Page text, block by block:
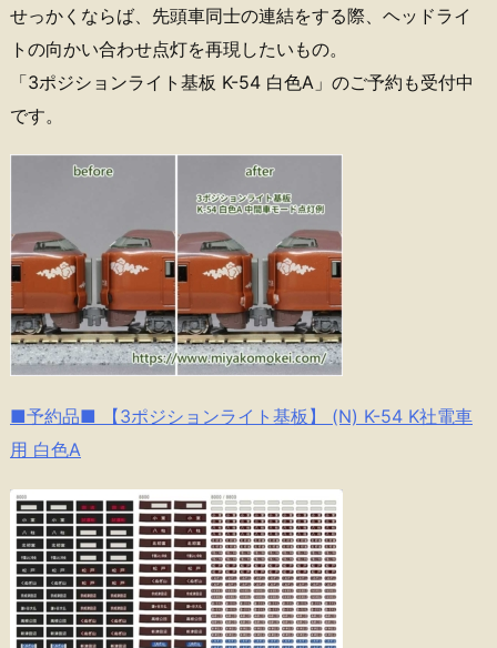
せっかくならば、先頭車同士の連結をする際、ヘッドライ
トの向かい合わせ点灯を再現したいもの。
「3ポジションライト基板 K-54 白色A」のご予約も受付中
です。
■予約品■ 【3ポジションライト基板】 (N) K-54 K社電車
用 白色A